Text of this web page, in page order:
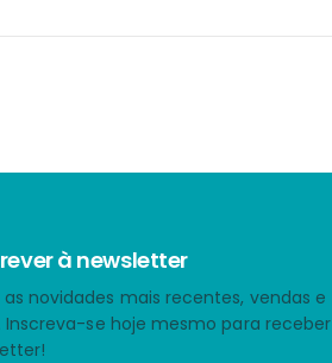
à newsletter
as novidades mais recentes, vendas e
Inscreva-se hoje mesmo para receber